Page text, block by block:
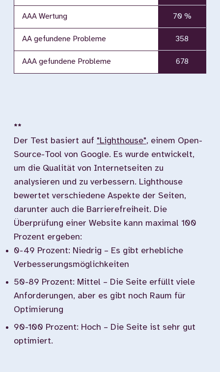
AAA Wertung 70 %
AA gefundene Probleme 358
AAA gefundene Probleme 678
**
Der Test basiert auf "Lighthouse", einem Open-
Source-Tool von Google. Es wurde entwickelt,
um die Qualität von Internetseiten zu
analysieren und zu verbessern. Lighthouse
bewertet verschiedene Aspekte der Seiten,
darunter auch die Barrierefreiheit. Die
Überprüfung einer Website kann maximal 100
Prozent ergeben:
0-49 Prozent: Niedrig – Es gibt erhebliche
Verbesserungsmöglichkeiten
50-89 Prozent: Mittel – Die Seite erfüllt viele
Anforderungen, aber es gibt noch Raum für
Optimierung
90-100 Prozent: Hoch – Die Seite ist sehr gut
optimiert.